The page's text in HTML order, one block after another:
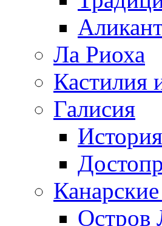
Ла Риоха
Кастилия
Галисия
История
Остров